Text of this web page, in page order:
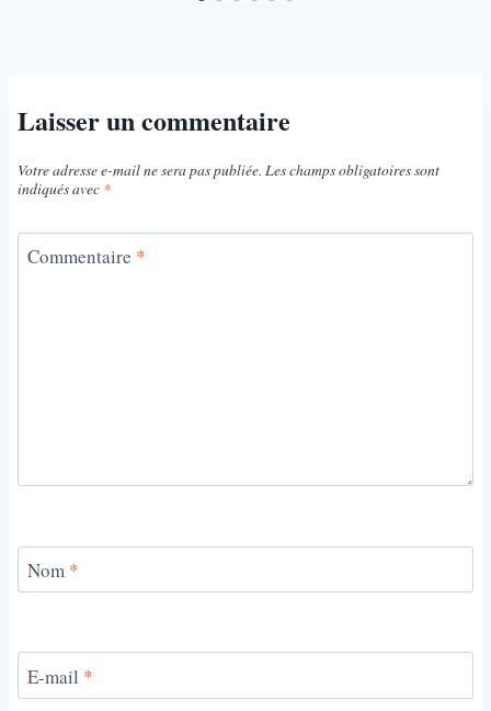
Laisser un commentaire
Votre adresse e-mail ne sera pas publiée. Les champs obligatoires sont
indiqués avec *
Commentaire *
Nom *
E-mail *